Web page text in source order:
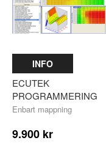
INFO
ECUTEK
PROGRAMMERING
Enbart mappning
9.900 kr